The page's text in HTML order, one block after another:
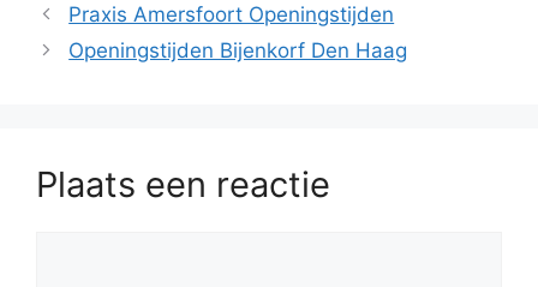
Praxis Amersfoort Openingstijden
Openingstijden Bijenkorf Den Haag
Plaats een reactie